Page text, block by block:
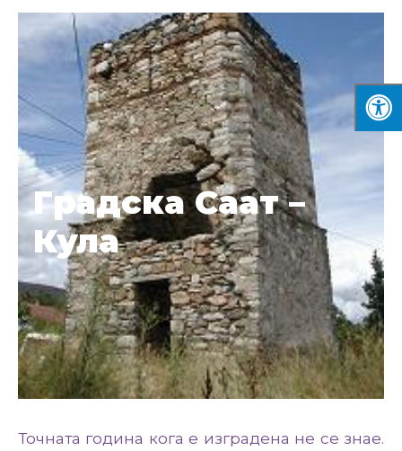
Градска Саат –
Кула
Точната година кога е изградена не се знае.